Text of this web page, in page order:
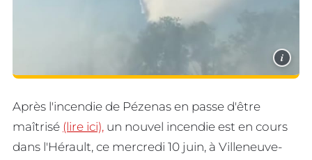
i
Après l'incendie de Pézenas en passe d'être
maîtrisé (lire ici), un nouvel incendie est en cours
dans l'Hérault, ce mercredi 10 juin, à Villeneuve-